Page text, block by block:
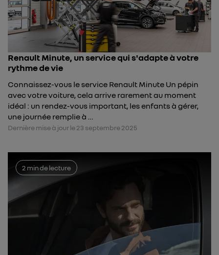
Renault Minute, un service qui s'adapte à votre
rythme de vie
Connaissez-vous le service Renault Minute Un pépin
avec votre voiture, cela arrive rarement au moment
idéal : un rendez-vous important, les enfants à gérer,
une journée remplie à …
Dernière mise à jour le 23 septembre 2025
2 min de lecture